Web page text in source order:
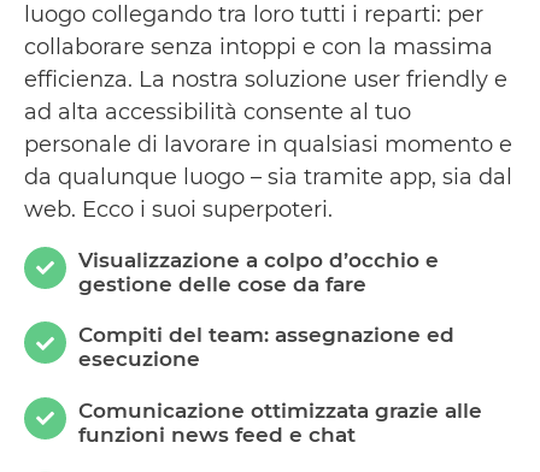
luogo collegando tra loro tutti i reparti: per
collaborare senza intoppi e con la massima
efficienza. La nostra soluzione user friendly e
ad alta accessibilità consente al tuo
personale di lavorare in qualsiasi momento e
da qualunque luogo – sia tramite app, sia dal
web. Ecco i suoi superpoteri.
Visualizzazione a colpo d’occhio e
gestione delle cose da fare
Compiti del team: assegnazione ed
esecuzione
Comunicazione ottimizzata grazie alle
funzioni news feed e chat